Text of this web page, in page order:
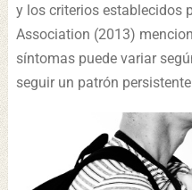
y los criterios establecidos
Association (2013)
síntomas puede variar
seguir un patrón